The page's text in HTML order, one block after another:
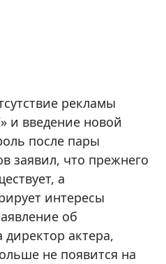
рекламы
и введение новой
после пары
заявил, что прежнего
а
интересы
об
актера,
не появится на